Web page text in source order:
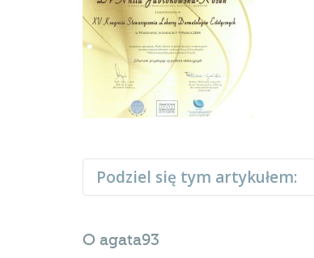
Podziel się tym artykułem:
O agata93